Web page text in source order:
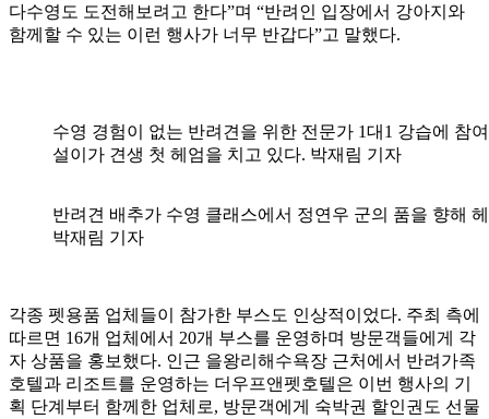
다수영도 도전해보려고 한다”며 “반려인 입장에서 강아지와
함께할 수 있는 이런 행사가 너무 반갑다”고 말했다.
수영 경험이 없는 반려견을 위한 전문가 1대1 강습에 참
설이가 견생 첫 헤엄을 치고 있다. 박재림 기자
반려견 배추가 수영 클래스에서 정연우 군의 품을 향해
박재림 기자
각종 펫용품 업체들이 참가한 부스도 인상적이었다. 주최 측에
따르면 16개 업체에서 20개 부스를 운영하며 방문객들에게 각
자 상품을 홍보했다. 인근 을왕리해수욕장 근처에서 반려가족
호텔과 리조트를 운영하는 더우프앤펫호텔은 이번 행사의 기
획 단계부터 함께한 업체로, 방문객에게 숙박권 할인권도 선물